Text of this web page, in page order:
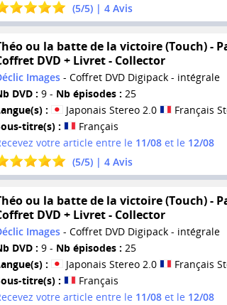
(5/5) | 4Avis
ou la batte de la victoire (Touch) -
DVD + Livret - Collector
Images- Coffret DVD Digipack - intégrale
DVD : 9 - Nb épisodes : 25
:
Japonais Stereo 2.0
Français
titre(s) :
Français
votre article entre le 11/08et le 12/08
(5/5) | 4Avis
ou la batte de la victoire (Touch) -
DVD + Livret - Collector
Images- Coffret DVD Digipack - intégrale
DVD : 9 - Nb épisodes : 25
:
Japonais Stereo 2.0
Français
titre(s) :
Français
votre article entre le 11/08et le 12/08